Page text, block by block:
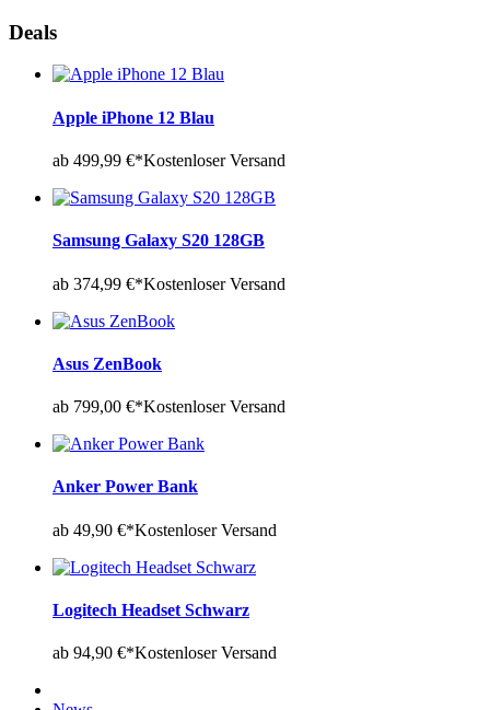
Deals
Apple iPhone 12 Blau
ab 499,99 €*Kostenloser Versand
Samsung Galaxy S20 128GB
ab 374,99 €*Kostenloser Versand
Asus ZenBook
ab 799,00 €*Kostenloser Versand
Anker Power Bank
ab 49,90 €*Kostenloser Versand
Logitech Headset Schwarz
ab 94,90 €*Kostenloser Versand